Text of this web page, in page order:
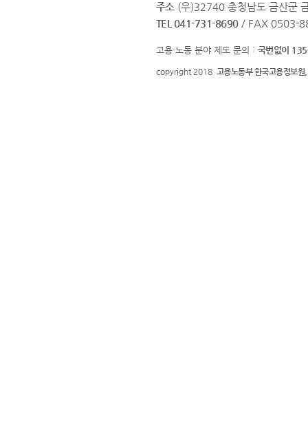
주소 (우)32740 충청남도 금산군
TEL 041-731-8690 / FAX 0503-
고용·노동 분야 제도 문의 : 국번없이
copyright 2018 고용노동부 한국고용정보원.